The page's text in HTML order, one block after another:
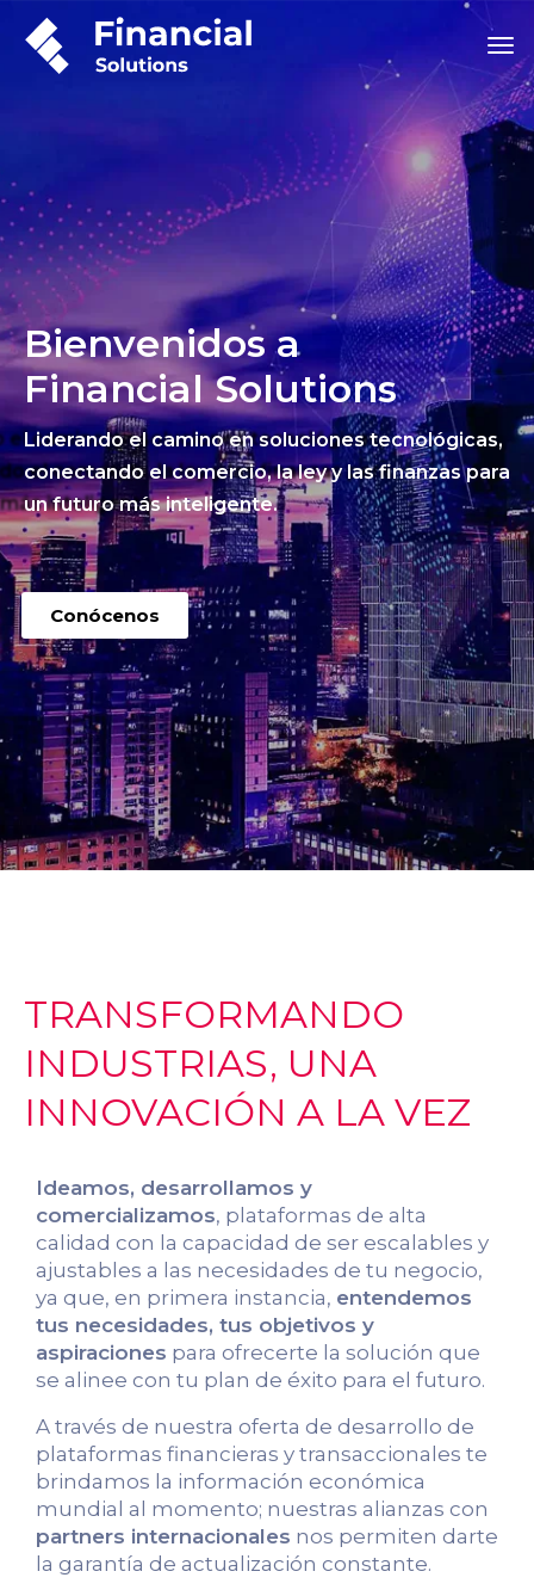
Bienvenidos a
Financial Solutions
Liderando el camino en soluciones tecnológicas,
conectando el comercio, la ley y las finanzas para
un futuro más inteligente.
Conócenos
TRANSFORMANDO
INDUSTRIAS, UNA
INNOVACIÓN A LA VEZ
Ideamos, desarrollamos y
comercializamos, plataformas de alta
calidad con la capacidad de ser escalables y
ajustables a las necesidades de tu negocio,
ya que, en primera instancia, entendemos
tus necesidades, tus objetivos y
aspiraciones para ofrecerte la solución que
se alinee con tu plan de éxito para el futuro.
A través de nuestra oferta de desarrollo de
plataformas financieras y transaccionales te
brindamos la información económica
mundial al momento; nuestras alianzas con
partners internacionales nos permiten darte
la garantía de actualización constante.